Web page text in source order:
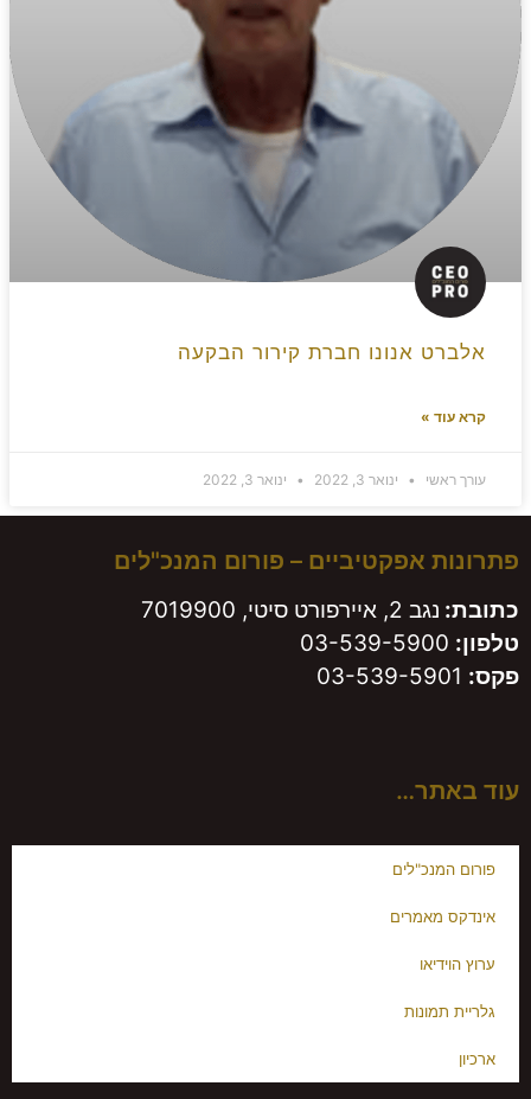
אלברט אנונו חברת קירור הבקעה
קרא עוד »
עורך ראשי ינואר 3, 2022 ינואר 3, 2022
פתרונות אפקטיביים – פורום המנכ"לים
כתובת: נגב 2, איירפורט סיטי, 7019900
טלפון: 03-539-5900
פקס:
עוד באתר…
פורום המנכ"לים
אינדקס מאמרים
ערוץ הוידיאו
גלריית תמונות
ארכיון